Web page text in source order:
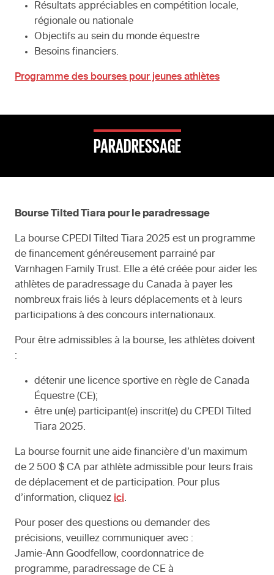
Résultats appréciables en compétition locale,
régionale ou nationale
Objectifs au sein du monde équestre
Besoins financiers.
Programme des bourses pour jeunes athlètes
PARADRESSAGE
Bourse Tilted Tiara pour le paradressage
La bourse CPEDI Tilted Tiara 2025 est un programme
de financement généreusement parrainé par
Varnhagen Family Trust. Elle a été créée pour aider les
athlètes de paradressage du Canada à payer les
nombreux frais liés à leurs déplacements et à leurs
participations à des concours internationaux.
Pour être admissibles à la bourse, les athlètes doivent
:
détenir une licence sportive en règle de Canada
Équestre (CE);
être un(e) participant(e) inscrit(e) du CPEDI Tilted
Tiara 2025.
La bourse fournit une aide financière d’un maximum
de 2 500 $ CA par athlète admissible pour leurs frais
de déplacement et de participation. Pour plus
d’information, cliquez ici.
Pour poser des questions ou demander des
précisions, veuillez communiquer avec :
Jamie-Ann Goodfellow, coordonnatrice de
programme, paradressage de CE à